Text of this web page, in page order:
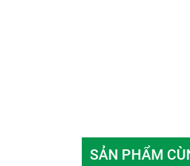
SẢN PHẨM